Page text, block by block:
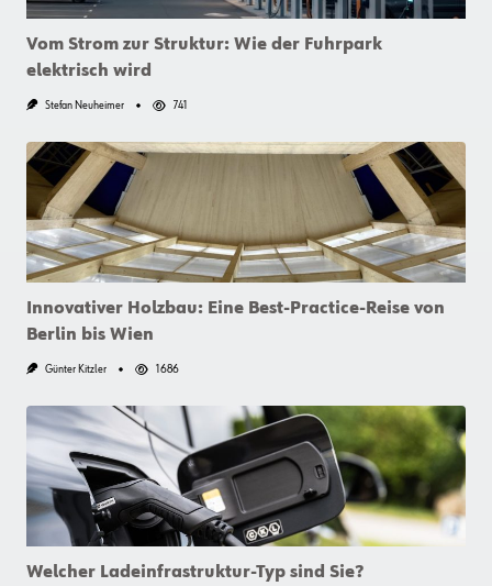
Vom Strom zur Struktur: Wie der Fuhrpark
elektrisch wird
Stefan Neuheimer 741
Innovativer Holzbau: Eine Best-Practice-Reise von
Berlin bis Wien
Günter Kitzler 1686
Welcher Ladeinfrastruktur-Typ sind Sie?